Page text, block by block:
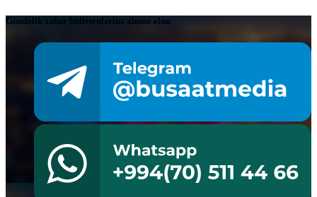
Gündəlik xəbər bülletenlərinə abunə olun